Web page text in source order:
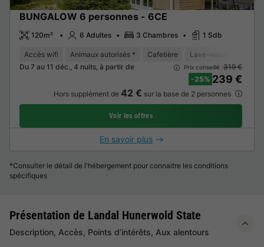
BUNGALOW 6 personnes - 6CE
120m² 6 Adultes 3 Chambres 1 Sdb
Accès wifi Animaux autorisés * Cafetière Lave-vaisselle
Du 7 au 11 déc., 4 nuits, à partir de
Prix conseillé :319 €
-25% 239 €
Hors supplément de 42 € sur la base de 2 personnes
Voir les offres
En savoir plus
*Consulter le détail de l'hébergement pour connaitre les conditions
spécifiques
Présentation de Landal Hunerwold State
Description, Accès, Points d’intérêts, Aux alentours